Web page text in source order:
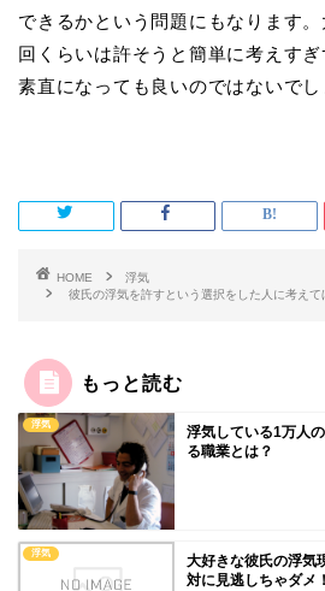
できるかという問題にもなります
回くらいは許そうと簡単に考えす
素直になっても良いのではないでし
HOME
浮気
彼氏の浮気を許すという選択をした人に考えて
もっと読む
浮気
浮気している1万人
る職業とは？
浮気
大好きな彼氏の浮気
対に見逃しちゃダメ！